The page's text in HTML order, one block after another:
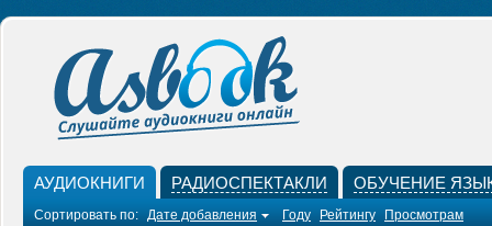
АУДИОКНИГИ РАДИОСПЕКТАКЛИ ОБУЧЕНИЕ
Сортировать по: Дате добавления Году Рейтингу Просмотрам